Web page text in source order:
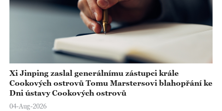
Xi Jinping zaslal generálnímu zástupci krále
Cookových ostrovů Tomu Marstersovi blahopřání ke
Dni ústavy Cookových ostrovů
04-Aug-2026